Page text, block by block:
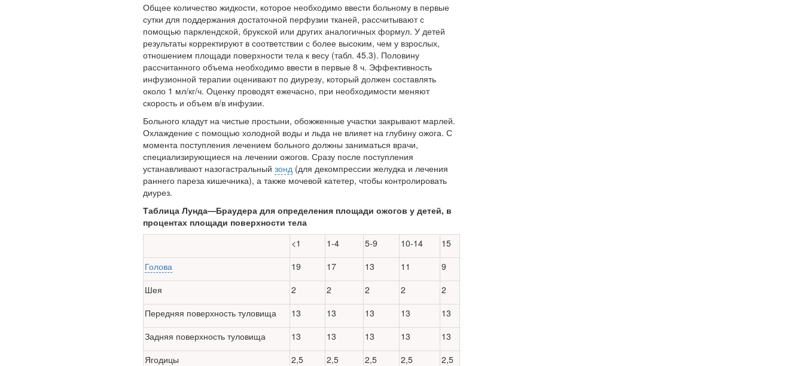
Общее количество жидкости, которое необходимо ввести больному в первые
сутки для поддержания достаточной перфузии тканей, рас­считывают с
помощью парклендской, брукской или других аналогич­ных формул. У детей
результаты корректируют в соответствии с более высоким, чем у взрослых,
отношением площади поверхности тела к ве­су (табл. 45.3). Половину
рассчитанного объема необходимо ввести в первые 8 ч. Эффективность
инфузионной терапии оценивают по диу­резу, который должен составлять
около 1 мл/кг/ч. Оценку проводят ежечасно, при необходимости меняют
скорость и объем в/в инфузии.
Больного кладут на чистые простыни, обожженные участки закры­вают марлей.
Охлаждение с помощью холодной воды и льда не влияет на глубину ожога. С
момента поступления лечением больного должны заниматься врачи,
специализирующиеся на лечении ожогов. Сразу по­сле поступления
устанавливают назогастральный зонд (для деком­прессии желудка и лечения
раннего пареза кишечника), а также моче­вой катетер, чтобы контролировать
диурез.
Таблица Лунда—Браудера для определения площади ожогов у детей, в
процентах площади поверхности тела
<1
1-4 5-9 10-14
15
Голова
19 17 13 11
9
Шея
2 2 2 2
2
Передняя поверхность туловища
13 13 13 13
13
Задняя поверхность туловища
13 13 13 13
13
Ягодицы
2,5 2,5 2,5 2,5
2,5